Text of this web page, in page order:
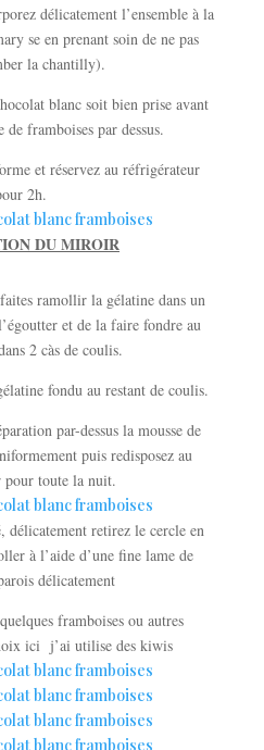
délicatement l’ensemble à la
se en prenant soin de ne pas
la chantilly).
blanc soit bien prise avant
framboises par dessus.
et réservez au réfrigérateur
2h.
DU MIROIR
ramollir la gélatine dans un
et de la faire fondre au
2 càs de coulis.
fondu au restant de coulis.
par-dessus la mousse de
puis redisposez au
pour toute la nuit.
délicatement retirez le cercle en
à l’aide d’une fine lame de
délicatement
framboises ou autres
ici j’ai utilise des kiwis